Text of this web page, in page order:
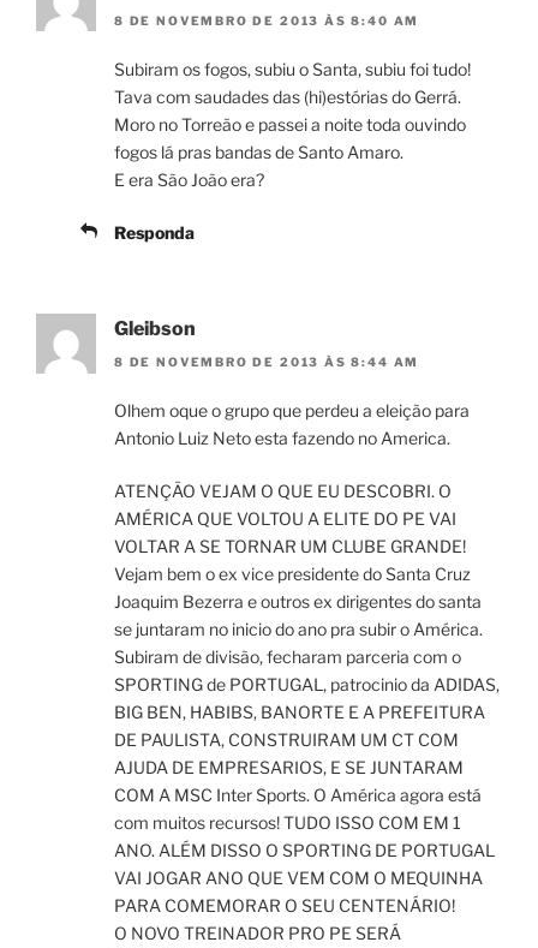
8 DE NOVEMBRO DE 2013 ÀS 8:40 AM
Subiram os fogos, subiu o Santa, subiu foi tudo!
Tava com saudades das (hi)estórias do Gerrá.
Moro no Torreão e passei a noite toda ouvindo
fogos lá pras bandas de Santo Amaro.
E era São João era?
Responda
Gleibson
8 DE NOVEMBRO DE 2013 ÀS 8:44 AM
Olhem oque o grupo que perdeu a eleição para
Antonio Luiz Neto esta fazendo no America.
ATENÇÃO VEJAM O QUE EU DESCOBRI. O
AMÉRICA QUE VOLTOU A ELITE DO PE VAI
VOLTAR A SE TORNAR UM CLUBE GRANDE!
Vejam bem o ex vice presidente do Santa Cruz
Joaquim Bezerra e outros ex dirigentes do santa
se juntaram no inicio do ano pra subir o América.
Subiram de divisão, fecharam parceria com o
SPORTING de PORTUGAL, patrocinio da ADIDAS,
BIG BEN, HABIBS, BANORTE E A PREFEITURA
DE PAULISTA, CONSTRUIRAM UM CT COM
AJUDA DE EMPRESARIOS, E SE JUNTARAM
COM A MSC Inter Sports. O América agora está
com muitos recursos! TUDO ISSO COM EM 1
ANO. ALÉM DISSO O SPORTING DE PORTUGAL
VAI JOGAR ANO QUE VEM COM O MEQUINHA
PARA COMEMORAR O SEU CENTENÁRIO!
O NOVO TREINADOR PRO PE SERÁ